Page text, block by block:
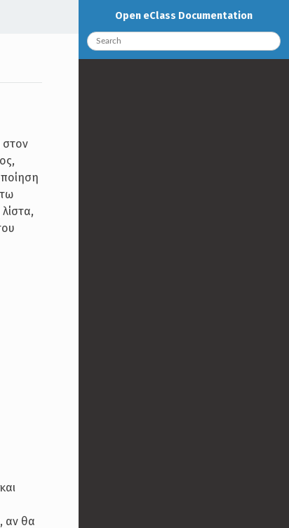
στον
αν θα
Open eClass Documentation